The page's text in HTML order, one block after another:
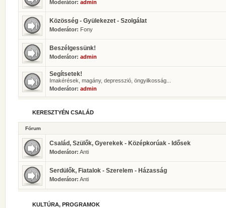
Moderátor: admin
Közösség - Gyülekezet - Szolgálat
Moderátor: Fony
Beszélgessünk!
Moderátor: admin
Segítsetek!
Imakérések, magány, depresszió, öngyilkosság...
Moderátor: admin
KERESZTYÉN CSALÁD
Fórum
Család, Szülők, Gyerekek - Középkorúak - Idősek
Moderátor: Anti
Serdülők, Fiatalok - Szerelem - Házasság
Moderátor: Anti
KULTÚRA, PROGRAMOK